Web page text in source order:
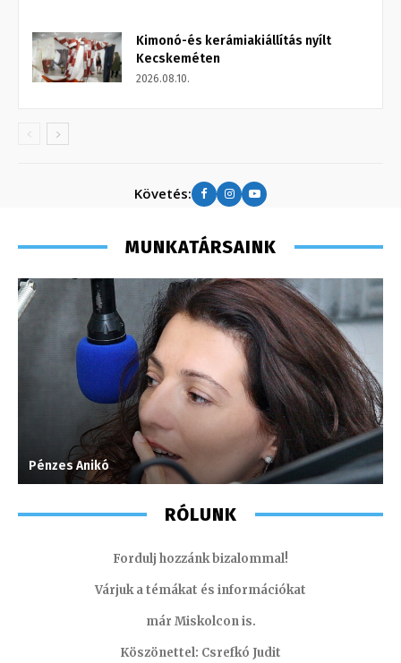
Kimonó-és kerámiakiállítás nyílt
Kecskeméten
2026.08.10.
Követés:
MUNKATÁRSAINK
Pénzes Anikó
RÓLUNK
Fordulj hozzánk bizalommal!
Várjuk a témákat és információkat
már Miskolcon is.
Köszönettel: Csrefkó Judit